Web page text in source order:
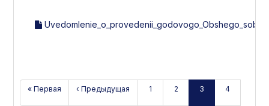
« Первая ‹ Предыдущая 1 2 3 4